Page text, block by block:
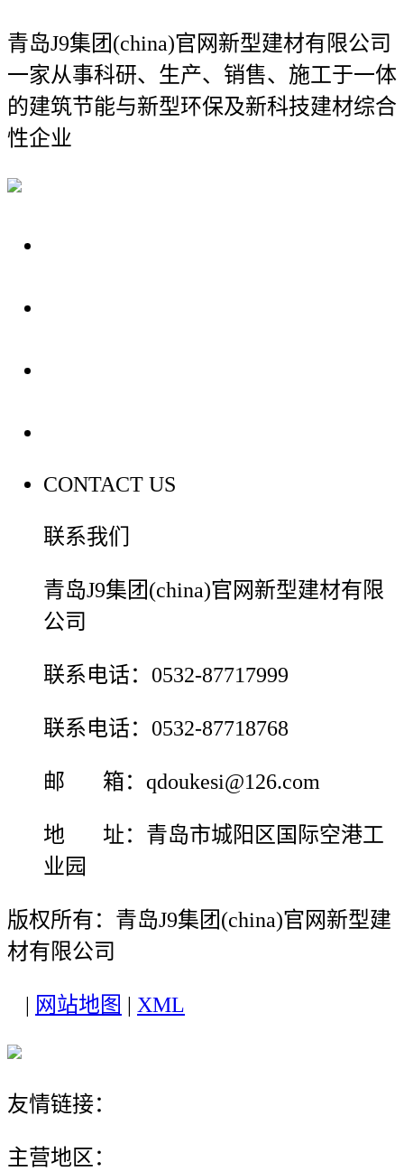
青岛J9集团(china)官网新型建材有限公司
一家从事科研、生产、销售、施工于一体
的建筑节能与新型环保及新科技建材综合
性企业
CONTACT US
联系我们
青岛J9集团(china)官网新型建材有限
公司
联系电话：0532-87717999
联系电话：0532-87718768
邮 箱：qdoukesi@126.com
地 址：青岛市城阳区国际空港工
业园
版权所有：青岛J9集团(china)官网新型建
材有限公司
网站地图 XML
友情链接：
主营地区：